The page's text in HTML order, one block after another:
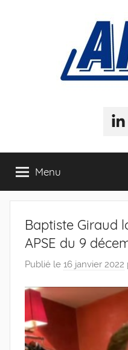
Association
Pour
la
Sociologie
de
l'Entreprise
l'Entreprise
Menu
Baptiste Giraud
APSE du 9
Publié le 16 janvier 2022